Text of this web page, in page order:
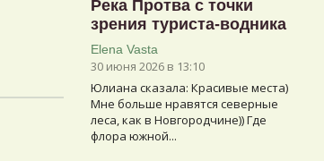
Река Протва с точки
зрения туриста-водника
Elena Vasta
30 июня 2026 в 13:10
Юлиана сказалa: Красивые места)
Мне больше нравятся северные
леса, как в Новгородчине)) Где
флора южной...